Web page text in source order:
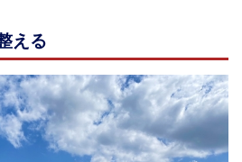
える